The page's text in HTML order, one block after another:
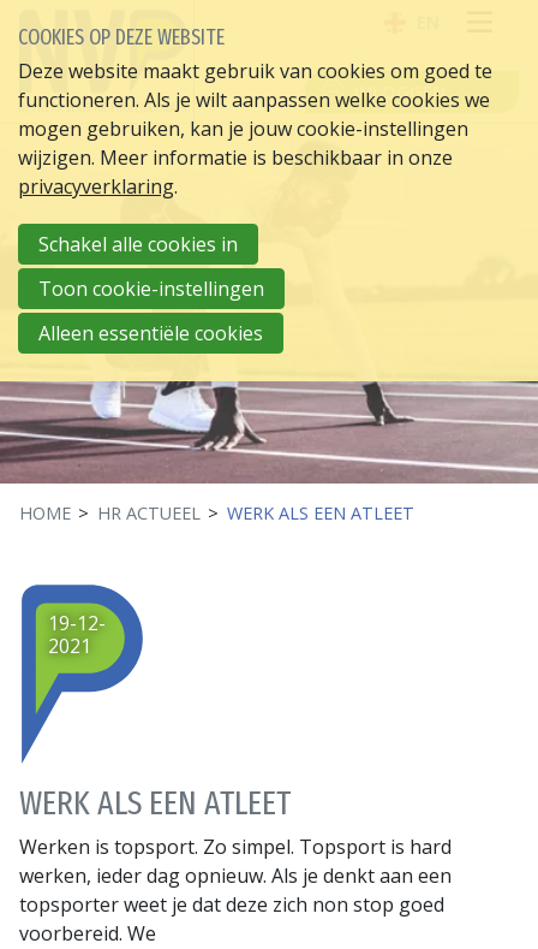
INLOGGEN
HOME HR ACTUEEL WERK ALS EEN ATLEET
WERK ALS EEN ATLEET
19-12-
2021
Werken is topsport. Zo simpel. Topsport is hard
werken, ieder dag opnieuw. Als je denkt aan een
topsporter weet je dat deze zich non stop goed
voorbereid. We
COOKIES OP DEZE WEBSITE
Deze website maakt gebruik van cookies om goed te
functioneren. Als je wilt aanpassen welke cookies we
mogen gebruiken, kan je jouw cookie-instellingen
wijzigen. Meer informatie is beschikbaar in onze
privacyverklaring.
Schakel alle cookies in
Toon cookie-instellingen
Alleen essentiële cookies